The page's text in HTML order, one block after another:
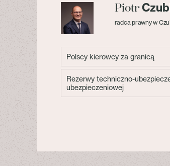
Piotr
radca prawny w
Polscy kierowcy za granicą
Rezerwy techniczno-
ubezpieczeniowej